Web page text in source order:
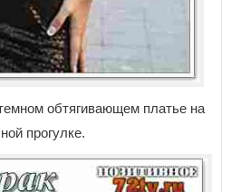
обтягивающем платье на
прогулке.